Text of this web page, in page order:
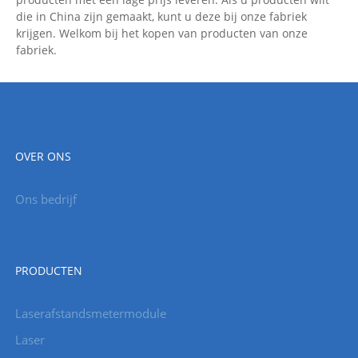
die in China zijn gemaakt, kunt u deze bij onze fabriek
krijgen. Welkom bij het kopen van producten van onze
fabriek.
OVER ONS
Ons bedrijf
PRODUCTEN
Laserafstandsmetermodule
Laser